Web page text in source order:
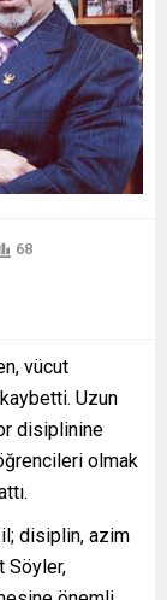
68
vücut
Uzun
disiplinine
olmak
disiplin, azim
Söyler,